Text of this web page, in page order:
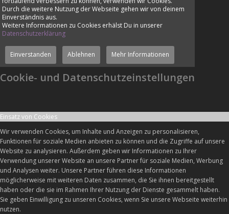
Durch die weitere Nutzung der Webseite gehen wir von deinem
Einverständnis aus.
Weitere Informationen zu Cookies erhälst Du in unserer
Datenschutzerklärung
Einverstanden Ablehnen Mehr Informationen
Cookie- und Datenschutzeinstellungen
Einsatz von Cookies
Wir verwenden Cookies, um Inhalte und Anzeigen zu personalisieren,
Funktionen für soziale Medien anbieten zu können und die Zugriffe auf unsere
Website zu analysieren. Außerdem geben wir Informationen zu Ihrer
Verwendung unserer Website an unsere Partner für soziale Medien, Werbung
und Analysen weiter. Unsere Partner führen diese Informationen
möglicherweise mit weiteren Daten zusammen, die Sie ihnen bereitgestellt
haben oder die sie im Rahmen Ihrer Nutzung der Dienste gesammelt haben.
Sie geben Einwilligung zu unseren Cookies, wenn Sie unsere Webseite weiterhin
nutzen.